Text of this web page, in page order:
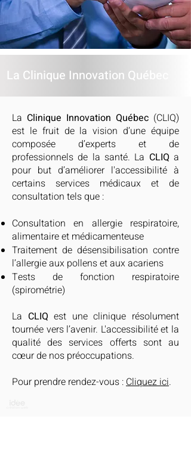
La Clinique Innovation Québec
La Clinique Innovation Québec (CLIQ)
est le fruit de la vision d’une équipe
composée d’experts et de
professionnels de la santé. La CLIQ a
pour but d’améliorer l'accessibilité à
certains services médicaux et de
consultation tels que :
Consultation en allergie respiratoire,
alimentaire et médicamenteuse
Traitement de désensibilisation contre
l’allergie aux pollens et aux acariens
Tests de fonction respiratoire
(spirométrie)
La CLIQ est une clinique résolument
tournée vers l’avenir. L'accessibilité et la
qualité des services offerts sont au
cœur de nos préoccupations.
Pour prendre rendez-vous :Cliquez ici.